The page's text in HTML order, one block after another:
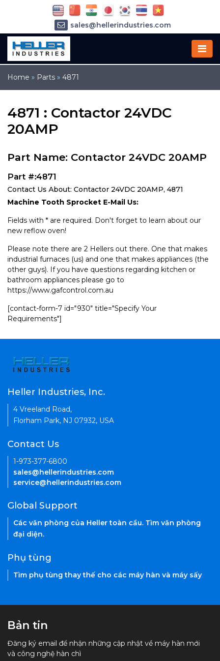
Home » Parts » 4871
4871 : Contactor 24VDC
20AMP
Part Name: Contactor 24VDC 20AMP
Part #:4871
Contact Us About: Contactor 24VDC 20AMP, 4871
Machine Tooth Sprocket E-Mail Us:
Fields with * are required. Don't forget to learn about our
new reflow oven!
Please note there are 2 Hellers out there. One that makes
industrial furnaces (us) and one that makes appliances (the
other guys). If you have questions regarding kitchen or
bathroom appliances please go to
https://www.gafcontrol.com.au
[contact-form-7 id="930" title="Specify Your
Requirements"]
sales@hellerindustries.com
service@hellerindustries.com
Heller Industries, Inc.
4 Vreeland Road,
Florham Park, NJ 07932, USA
Contact Us
1-973-377-6800
sales@hellerindustries.com
service@hellerindustries.com
Global Support
Các văn phòng của Heller toàn cầu. Tìm văn phòng
đại diện.
Phụ tùng
Tìm phụ tùng thay thế cho các máy hàn và máy sấy
Bản tin
Đăng ký email để nhận những cập nhật về máy hàn mới
và công nghệ hàn chì